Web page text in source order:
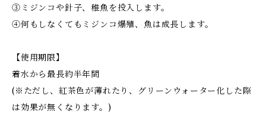
③ミジンコや針子、稚魚を投入します。
④何もしなくてもミジンコ爆殖、魚は成長します。
【使用期限】
着水から最長約半年間
(※ただし、紅茶色が薄れたり、グリーンウォーター化した際
は効果が無くなります。)